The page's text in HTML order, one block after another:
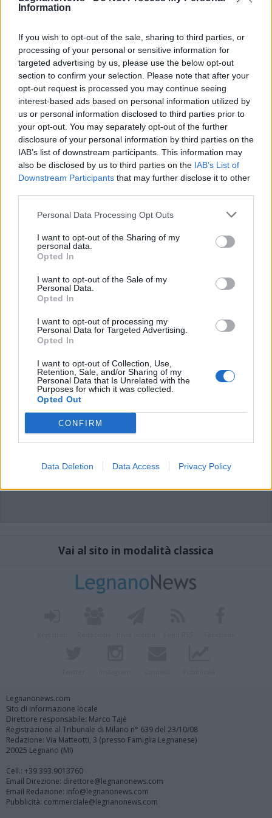
Information
If you wish to opt-out of the sale, sharing to third parties, or
processing of your personal or sensitive information for
targeted advertising by us, please use the below opt-out
section to confirm your selection. Please note that after your
opt-out request is processed you may continue seeing
interest-based ads based on personal information utilized by
us or personal information disclosed to third parties prior to
your opt-out. You may separately opt-out of the further
disclosure of your personal information by third parties on the
IAB’s list of downstream participants. This information may
also be disclosed by us to third parties on the IAB’s List of
Downstream Participants that may further disclose it to other
Personal Data Processing Opt Outs
I want to opt-out of the Sharing of my
personal data.
Opted In
I want to opt-out of the Sale of my
Personal Data.
Opted In
I want to opt-out of processing my
Personal Data for Targeted Advertising.
Opted In
I want to opt-out of Collection, Use,
Retention, Sale, and/or Sharing of my
Personal Data that Is Unrelated with the
Purposes for which it was collected.
Opted Out
CONFIRM
Data Deletion Data Access Privacy Policy
Magno di Legnano
Accedioregistrati per commentare questo
L'email è richiesta ma non verrà mostrata ai visitatori. Il contenuto di questo
commento esprime il pensiero dell'autore e non rappresenta la linea editoriale
di VareseNews.it, che rimane autonoma e indipendente. I messaggi inclusi nei
commenti non sono testi giornalistici, ma post inviati dai singoli lettori che
possono essere automaticamente pubblicati senza filtro preventivo. I commenti
Vai al sito in modalità classica
Legnanonews.com
Sito di informazione locale
Direttore responsabile: Marco Tajè
Registrazione al Tribunale di Milano n° 639 del 23/10/08
Redazione: Via Matteotti, 3 (presso Famiglia Legnanese)
20025 Legnano (MI)
Cell.: +39.393.9013760
Email Direzione: direttore@legnanonews.com
Email Redazione: info@legnanonews.com
Pubblicità: commerciale@legnanonews.com